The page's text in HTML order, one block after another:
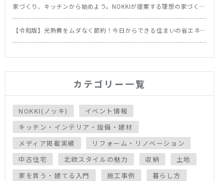
家づくり、キッチンから始めよう。NOKKIが提案する理想の家づくり
【令和版】光熱費をムダなく節約！今日からできる住まいの省エネ
カテゴリー一覧
NOKKI(ノッキ)
イベント情報
キッチン・インテリア・設備・建材
メディア掲載実績
リフォーム・リノベーション
中古住宅
北欧スタイルの魅力 収納
土地
家を買う・建てる入門
施工事例
暮らし方